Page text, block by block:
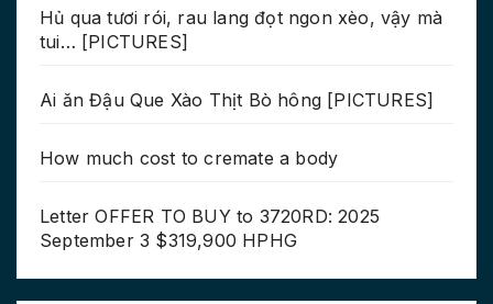
Hủ qua tươi rói, rau lang đọt ngon xèo, vậy mà
tui… [PICTURES]
Ai ăn Đậu Que Xào Thịt Bò hông [PICTURES]
How much cost to cremate a body
Letter OFFER TO BUY to 3720RD: 2025
September 3 $319,900 HPHG